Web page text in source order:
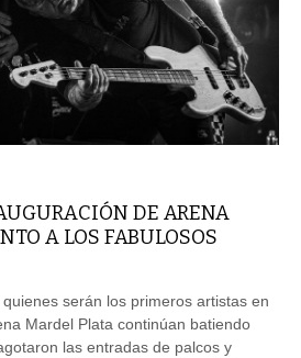
DE ARENA
A LOS FABULOSOS
serán los primeros artistas en
Mardel Plata continúan batiendo
las entradas de palcos y